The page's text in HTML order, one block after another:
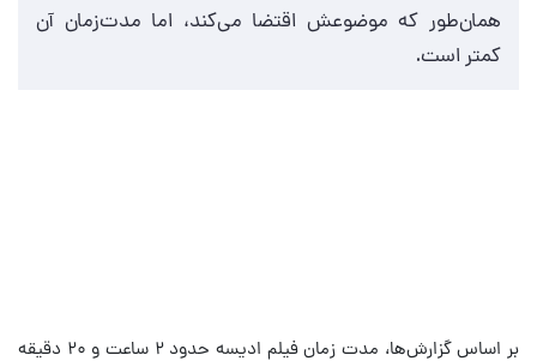
همان‌طور که موضوعش اقتضا می‌کند، اما مدت‌زمان آن
کمتر است.
بر اساس گزارش‌ها، مدت زمان فیلم ادیسه حدود ۲ ساعت و ۲۰ دقیقه